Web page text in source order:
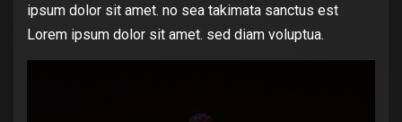
ipsum dolor sit amet. no sea takimata sanctus est
Lorem ipsum dolor sit amet. sed diam voluptua.